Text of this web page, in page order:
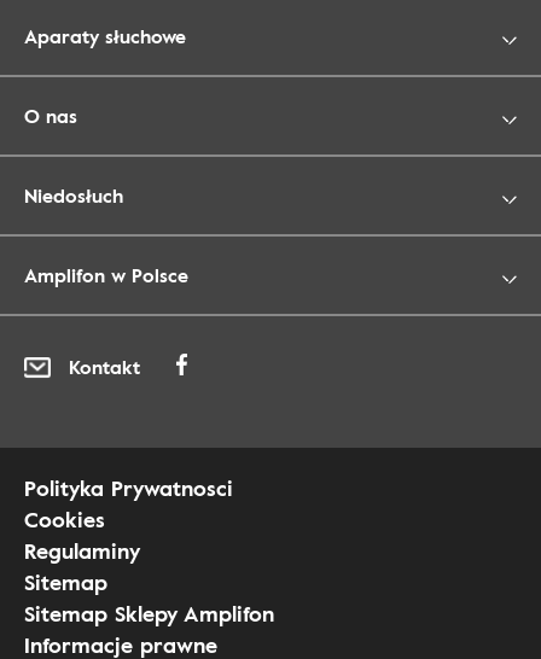
Aparaty słuchowe
O nas
Niedosłuch
Amplifon w Polsce
Kontakt
Polityka Prywatnosci
Cookies
Regulaminy
Sitemap
Sitemap Sklepy Amplifon
Informacje prawne